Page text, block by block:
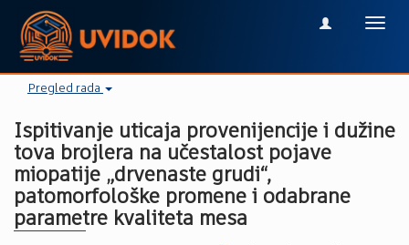
Pregled rada
Ispitivanje uticaja provenijencije i dužine
tova brojlera na učestalost pojave
miopatije „drvenaste grudi“,
patomorfološke promene i odabrane
parametre kvaliteta mesa